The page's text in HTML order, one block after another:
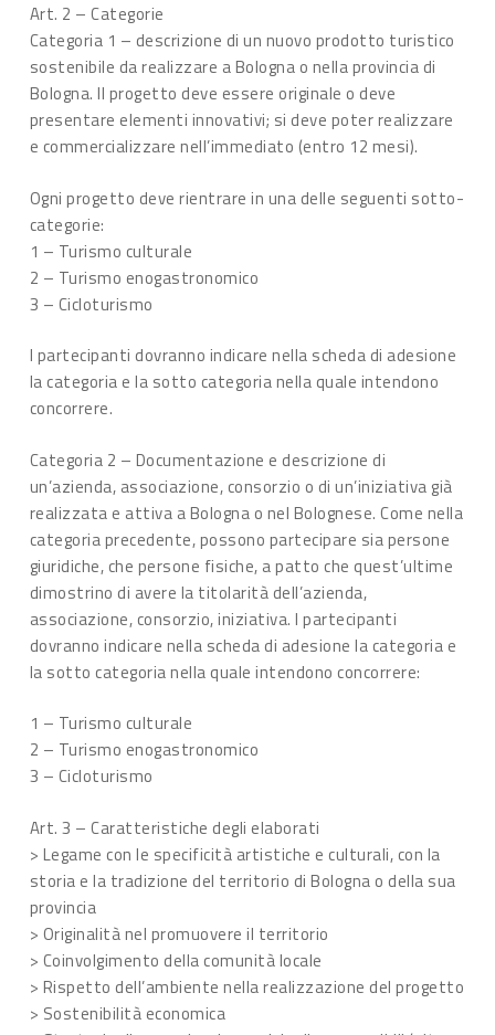
Art. 2 – Categorie
Categoria 1 – descrizione di un nuovo prodotto turistico
sostenibile da realizzare a Bologna o nella provincia di
Bologna. Il progetto deve essere originale o deve
presentare elementi innovativi; si deve poter realizzare
e commercializzare nell’immediato (entro 12 mesi).
Ogni progetto deve rientrare in una delle seguenti sotto-
categorie:
1 – Turismo culturale
2 – Turismo enogastronomico
3 – Cicloturismo
I partecipanti dovranno indicare nella scheda di adesione
la categoria e la sotto categoria nella quale intendono
concorrere.
Categoria 2 – Documentazione e descrizione di
un’azienda, associazione, consorzio o di un’iniziativa già
realizzata e attiva a Bologna o nel Bolognese. Come nella
categoria precedente, possono partecipare sia persone
giuridiche, che persone fisiche, a patto che quest’ultime
dimostrino di avere la titolarità dell’azienda,
associazione, consorzio, iniziativa. I partecipanti
dovranno indicare nella scheda di adesione la categoria e
la sotto categoria nella quale intendono concorrere:
1 – Turismo culturale
2 – Turismo enogastronomico
3 – Cicloturismo
Art. 3 – Caratteristiche degli elaborati
> Legame con le specificità artistiche e culturali, con la
storia e la tradizione del territorio di Bologna o della sua
provincia
> Originalità nel promuovere il territorio
> Coinvolgimento della comunità locale
> Rispetto dell’ambiente nella realizzazione del progetto
> Sostenibilità economica